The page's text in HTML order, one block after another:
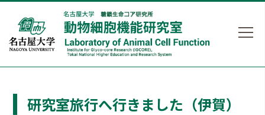
研究室旅行へ行きました（伊賀）